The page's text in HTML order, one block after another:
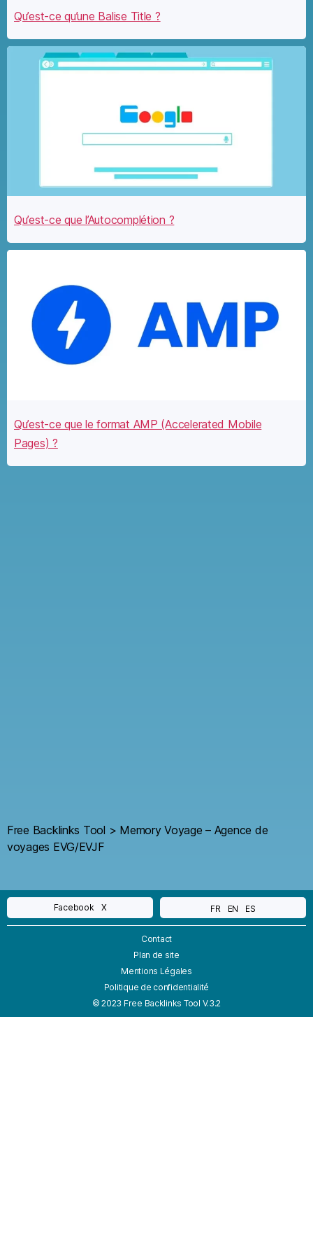
Qu’est-ce qu’une Balise Title ?
Qu’est-ce que l’Autocomplétion ?
Qu’est-ce que le format AMP (Accelerated Mobile
Pages) ?
Free Backlinks Tool > Memory Voyage – Agence de
voyages EVG/EVJF
Facebook X FR EN ES
© 2023 Free Backlinks Tool V.3.2
Contact
Plan de site
Mentions Légales
Politique de confidentialité